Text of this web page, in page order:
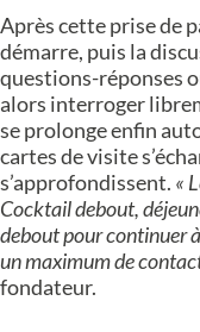
Après cette prise de
démarre, puis la
questions-réponses
alors interroger
se prolonge enfin
cartes de visite
s’approfondissent. «
Cocktail debout,
debout pour continuer
un maximum de
fondateur.